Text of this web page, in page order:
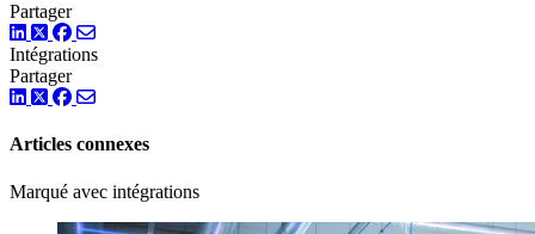
Partager
LinkedIn
TwitterFacebook
Intégrations
Partager
LinkedIn
TwitterFacebook
Articles connexes
Marqué avec intégrations